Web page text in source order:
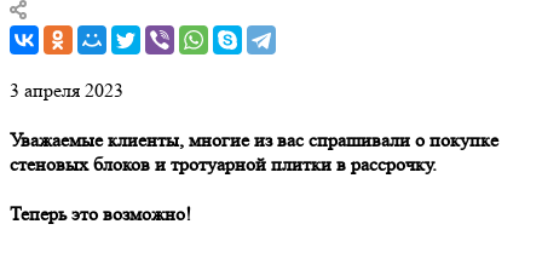
3 апреля 2023
Уважаемые клиенты, многие из вас спрашивали о покупке
стеновых блоков и тротуарной плитки в рассрочку.
Теперь это возможно!